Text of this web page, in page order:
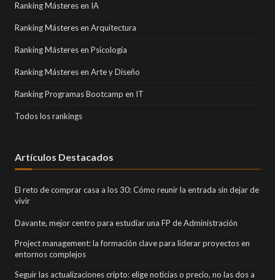
Ranking Másteres en IA
Ranking Másteres en Arquitectura
Ranking Másteres en Psicología
Ranking Másteres en Arte y Diseño
Ranking Programas Bootcamp en IT
Todos los rankings
Artículos Destacados
El reto de comprar casa a los 30: Cómo reunir la entrada sin dejar de
vivir
Davante, mejor centro para estudiar una FP de Administración
Project management: la formación clave para liderar proyectos en
entornos complejos
Seguir las actualizaciones cripto: elige noticias o precio, no las dos a